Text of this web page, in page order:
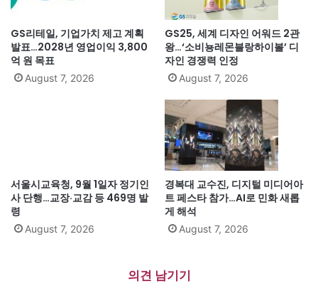
GS리테일, 기업가치 제고 계획
발표…2028년 영업이익 3,800
억 원 목표
August 7, 2026
GS25, 세계 디자인 어워드 2관
왕…‘소비뇽레몬블랑하이볼’ 디
자인 경쟁력 인정
August 7, 2026
서울시교육청, 9월 1일자 정기인
사 단행…교장·교감 등 469명 발
령
August 7, 2026
경복대 교수진, 디지털 미디어아
트 페스타 참가…AI로 민화 새롭
게 해석
August 7, 2026
의견 남기기